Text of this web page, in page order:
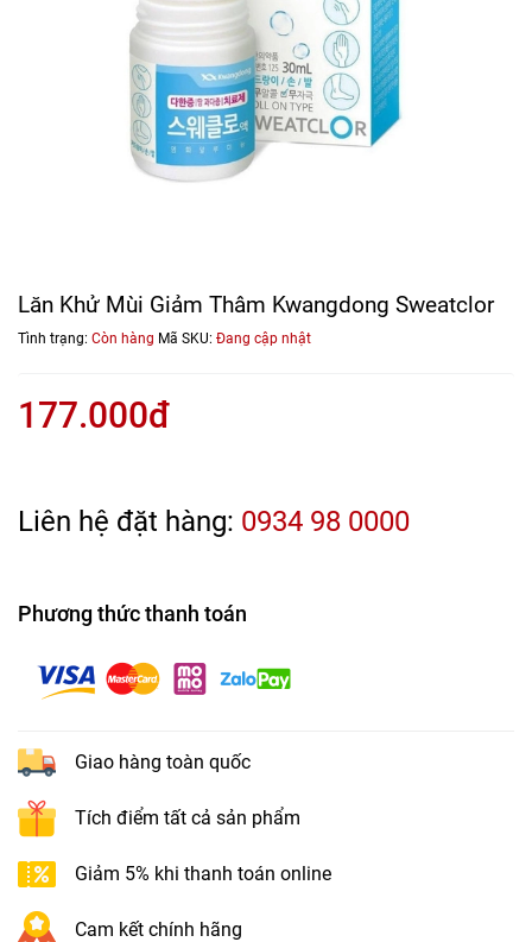
Lăn Khử Mùi Giảm Thâm Kwangdong Sweatclor
Tình trạng: Còn hàng Mã SKU: Đang cập nhật
177.000đ
Liên hệ đặt hàng: 0934 98 0000
Phương thức thanh toán
Giao hàng toàn quốc
Tích điểm tất cả sản phẩm
Giảm 5% khi thanh toán online
Cam kết chính hãng